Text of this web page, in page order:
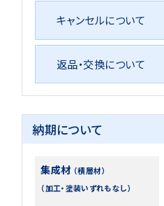
キャンセルについて
返品・交換について
納期について
集成材 （積層材）
（加工・塗装いずれもなし）